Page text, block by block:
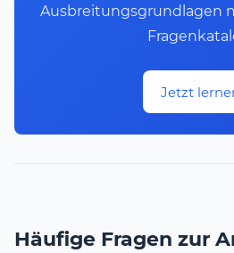
Ausbreitungsgrundlagen
Jetzt
Häufige Fragen zur